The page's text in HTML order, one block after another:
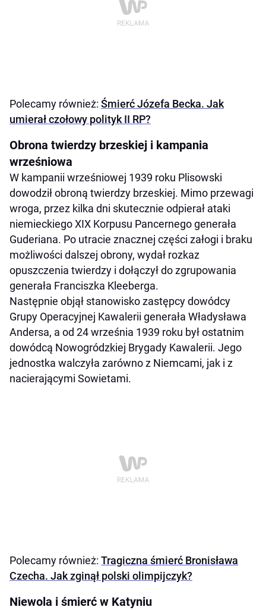
Polecamy również: Śmierć Józefa Becka. Jak
umierał czołowy polityk II RP?
Obrona twierdzy brzeskiej i kampania
wrześniowa
W kampanii wrześniowej 1939 roku Plisowski
dowodził obroną twierdzy brzeskiej. Mimo przewagi
wroga, przez kilka dni skutecznie odpierał ataki
niemieckiego XIX Korpusu Pancernego generała
Guderiana. Po utracie znacznej części załogi i braku
możliwości dalszej obrony, wydał rozkaz
opuszczenia twierdzy i dołączył do zgrupowania
generała Franciszka Kleeberga.
Następnie objął stanowisko zastępcy dowódcy
Grupy Operacyjnej Kawalerii generała Władysława
Andersa, a od 24 września 1939 roku był ostatnim
dowódcą Nowogródzkiej Brygady Kawalerii. Jego
jednostka walczyła zarówno z Niemcami, jak i z
nacierającymi Sowietami.
Polecamy również: Tragiczna śmierć Bronisława
Czecha. Jak zginął polski olimpijczyk?
Niewola i śmierć w Katyniu